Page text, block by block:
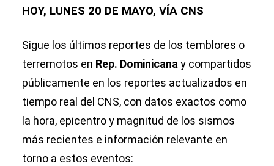
HOY, LUNES 20 DE MAYO, VÍA CNS
Sigue los últimos reportes de los temblores o
terremotos en Rep. Dominicanay compartidos
públicamente en los reportes actualizados en
tiempo real del CNS, con datos exactos como
la hora, epicentro y magnitud de los sismos
más recientes e información relevante en
torno a estos eventos: